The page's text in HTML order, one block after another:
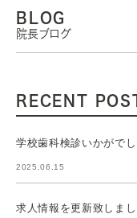
BLOG
院長ブログ
RECENT
学校歯科検診いかがでし
2025.06.15
求人情報を更新致しま